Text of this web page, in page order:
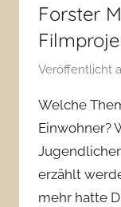
Forster
Veröffentlicht
Welche
Einwohner?
erzählt
mehr hatte